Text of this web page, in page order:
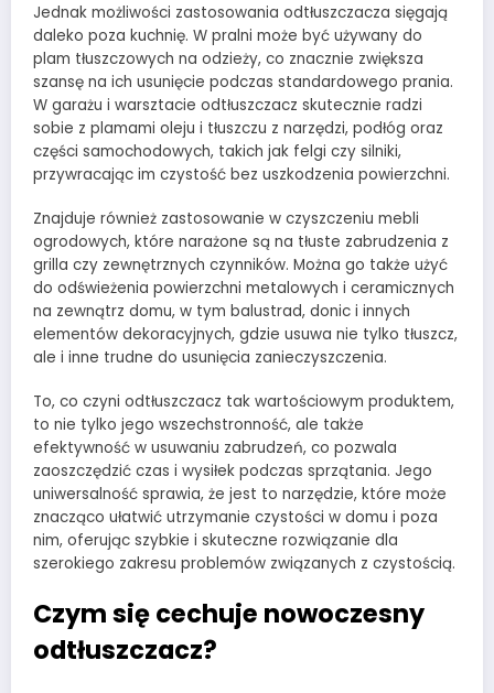
Jednak możliwości zastosowania odtłuszczacza sięgają
daleko poza kuchnię. W pralni może być używany do
plam tłuszczowych na odzieży, co znacznie zwiększa
szansę na ich usunięcie podczas standardowego prania.
W garażu i warsztacie odtłuszczacz skutecznie radzi
sobie z plamami oleju i tłuszczu z narzędzi, podłóg oraz
części samochodowych, takich jak felgi czy silniki,
przywracając im czystość bez uszkodzenia powierzchni.
Znajduje również zastosowanie w czyszczeniu mebli
ogrodowych, które narażone są na tłuste zabrudzenia z
grilla czy zewnętrznych czynników. Można go także użyć
do odświeżenia powierzchni metalowych i ceramicznych
na zewnątrz domu, w tym balustrad, donic i innych
elementów dekoracyjnych, gdzie usuwa nie tylko tłuszcz,
ale i inne trudne do usunięcia zanieczyszczenia.
To, co czyni odtłuszczacz tak wartościowym produktem,
to nie tylko jego wszechstronność, ale także
efektywność w usuwaniu zabrudzeń, co pozwala
zaoszczędzić czas i wysiłek podczas sprzątania. Jego
uniwersalność sprawia, że jest to narzędzie, które może
znacząco ułatwić utrzymanie czystości w domu i poza
nim, oferując szybkie i skuteczne rozwiązanie dla
szerokiego zakresu problemów związanych z czystością.
Czym się cechuje nowoczesny
odtłuszczacz?